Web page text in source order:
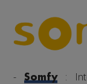
-Somfy: